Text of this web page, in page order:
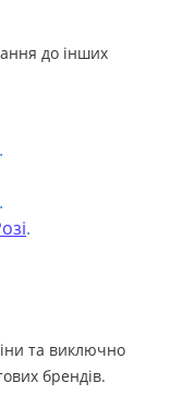
до інших
.
.
.
та виключно
брендів.